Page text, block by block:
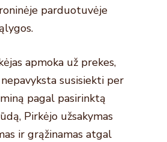
parduotuvėje
apmoka už prekes,
susisiekti per
pagal pasirinktą
Pirkėjo užsakymas
ir grąžinamas atgal